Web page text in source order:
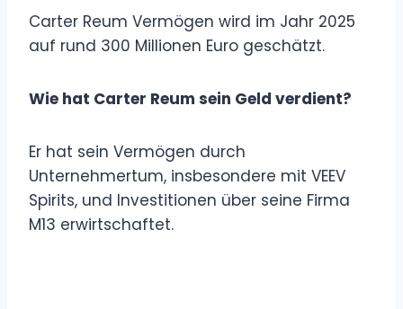
Carter Reum Vermögen wird im Jahr 2025
auf rund 300 Millionen Euro geschätzt.
Wie hat Carter Reum sein Geld verdient?
Er hat sein Vermögen durch
Unternehmertum, insbesondere mit VEEV
Spirits, und Investitionen über seine Firma
M13 erwirtschaftet.